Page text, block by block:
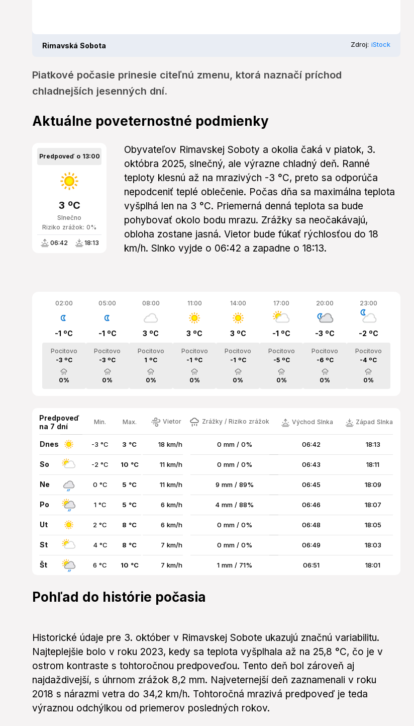
Rimavská Sobota Zdroj: iStock
Piatkové počasie prinesie citeľnú zmenu, ktorá naznačí príchod
chladnejších jesenných dní.
Aktuálne poveternostné podmienky
Predpoveď o 13:00
Slnečno
3 ºC
Riziko zrážok: 0%
06:42 18:13
Obyvateľov Rimavskej Soboty a okolia čaká v piatok, 3.
októbra 2025, slnečný, ale výrazne chladný deň. Ranné
teploty klesnú až na mrazivých -3 °C, preto sa odporúča
nepodceniť teplé oblečenie. Počas dňa sa maximálna teplota
vyšplhá len na 3 °C. Priemerná denná teplota sa bude
pohybovať okolo bodu mrazu. Zrážky sa neočakávajú,
obloha zostane jasná. Vietor bude fúkať rýchlosťou do 18
km/h. Slnko vyjde o 06:42 a zapadne o 18:13.
02:00
-1 ºC
Pocitovo
-3 ºC
0%
05:00
-1 ºC
Pocitovo
-3 ºC
0%
08:00
3 ºC
Pocitovo
1 ºC
0%
11:00
3 ºC
Pocitovo
-1 ºC
0%
14:00
3 ºC
Pocitovo
-1 ºC
0%
17:00
-1 ºC
Pocitovo
-5 ºC
0%
20:00
-3 ºC
Pocitovo
-6 ºC
0%
23:00
-2 ºC
Pocitovo
-4 ºC
0%
Predpoveď
na 7 dní
Min. Max. Vietor Zrážky / Riziko zrážok Východ Slnka Západ Slnka
Dnes -3 °C 3 °C 18 km/h 0 mm / 0% 06:42 18:13
So -2 °C 10 °C 11 km/h 0 mm / 0% 06:43 18:11
Ne 0 °C 5 °C 11 km/h 9 mm / 89% 06:45 18:09
Po 1 °C 5 °C 6 km/h 4 mm / 88% 06:46 18:07
Ut 2 °C 8 °C 6 km/h 0 mm / 0% 06:48 18:05
St 4 °C 8 °C 7 km/h 0 mm / 0% 06:49 18:03
Št 6 °C 10 °C 7 km/h 1 mm / 71% 06:51 18:01
Pohľad do histórie počasia
Historické údaje pre 3. október v Rimavskej Sobote ukazujú značnú variabilitu.
Najteplejšie bolo v roku 2023, kedy sa teplota vyšplhala až na 25,8 °C, čo je v
ostrom kontraste s tohtoročnou predpoveďou. Tento deň bol zároveň aj
najdaždivejší, s úhrnom zrážok 8,2 mm. Najveternejší deň zaznamenali v roku
2018 s nárazmi vetra do 34,2 km/h. Tohtoročná mrazivá predpoveď je teda
výraznou odchýlkou od priemerov posledných rokov.